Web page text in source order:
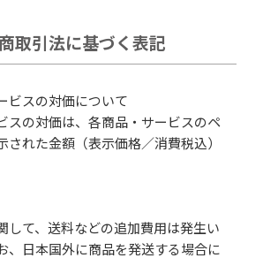
取引法に基づく表記
ビスの対価について
スの対価は、各商品・サービスのペ
された金額（表示価格／消費税込）
して、送料などの追加費用は発生い
、日本国外に商品を発送する場合に